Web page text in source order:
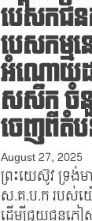
បេសកជន
បេសកម្ម
អំណោយដ
សសឹក ចំនួ
ចេញពីតំប
August 27, 2025
ព្រះយេស៊ូវ ទ្រង់ម
ស.គ.ប.ក របស់
ដើម្បីជួយជនភៀស